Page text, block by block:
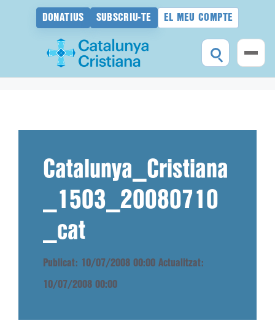
DONATIUS SUBSCRIU-TE EL MEU COMPTE
Catalunya_Cristiana
_1503_20080710
_cat
Publicat: 10/07/2008 00:00 Actualitzat:
10/07/2008 00:00